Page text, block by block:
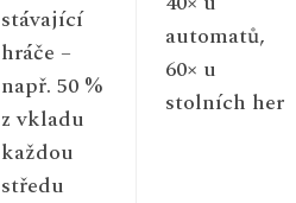
stávající
hráče –
např. 50 %
z vkladu
každou
středu
automatů,
60× u
stolních her